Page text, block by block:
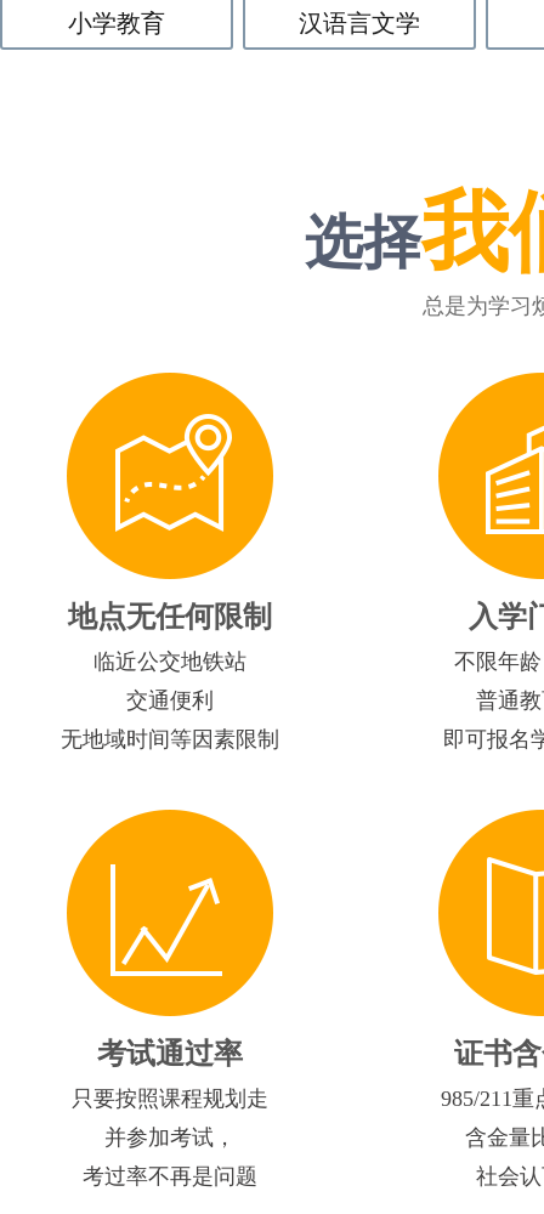
小学教育 汉语言文学
选择我
总是为学习
地点无任何限制
临近公交地铁站
交通便利
无地域时间等因素限制
入学
不限年
普通
即可报名
考试通过率
只要按照课程规划走
并参加考试，
考过率不再是问题
证书
985/211重
含金量
社会